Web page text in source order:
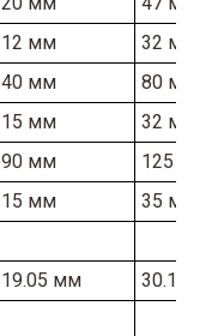
12 мм
32 мм
40 мм
80 мм
15 мм
32 мм
90 мм
125 мм
15 мм
35 мм
19.05 мм
30.16